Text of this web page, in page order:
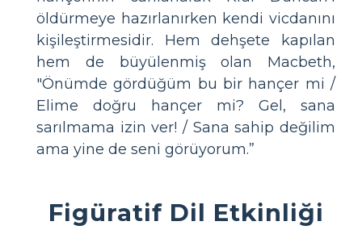
öldürmeye hazırlanırken kendi vicdanını
kişileştirmesidir. Hem dehşete kapılan
hem de büyülenmiş olan Macbeth,
"Önümde gördüğüm bu bir hançer mi /
Elime doğru hançer mi? Gel, sana
sarılmama izin ver! / Sana sahip değilim
ama yine de seni görüyorum.”
Figüratif Dil Etkinliği